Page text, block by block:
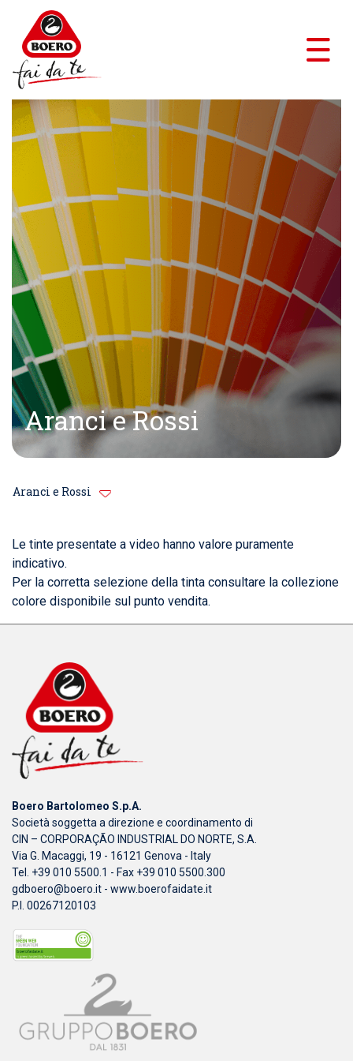
Aranci e Rossi
Aranci e Rossi
Le tinte presentate a video hanno valore puramente
indicativo.
Per la corretta selezione della tinta consultare la collezione
colore disponibile sul punto vendita.
Boero Bartolomeo S.p.A.
Società soggetta a direzione e coordinamento di
CIN – CORPORAÇÃO INDUSTRIAL DO NORTE, S.A.
Via G. Macaggi, 19 - 16121 Genova - Italy
Tel. +39 010 5500.1 - Fax +39 010 5500.300
gdboero@boero.it - www.boerofaidate.it
P.I. 00267120103